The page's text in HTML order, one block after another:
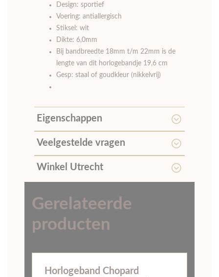
Design: sportief
Voering: antiallergisch
Stiksel: wit
Dikte: 6,0mm
Bij bandbreedte 18mm t/m 22mm is de
lengte van dit horlogebandje 19,6 cm
Gesp: staal of goudkleur (nikkelvrij)
Eigenschappen
Veelgestelde vragen
Winkel Utrecht
Gerelateerde
producten
Horlogeband Chopard